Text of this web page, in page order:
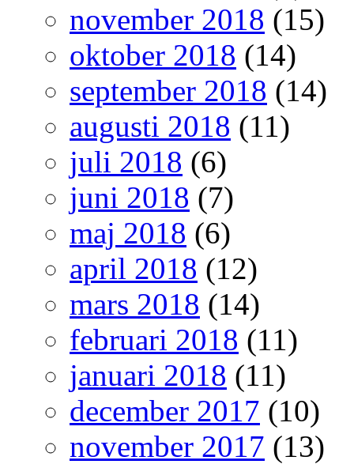
november 2018 (15)
oktober 2018 (14)
september 2018 (14)
augusti 2018 (11)
juli 2018 (6)
juni 2018 (7)
maj 2018 (6)
april 2018 (12)
mars 2018 (14)
februari 2018 (11)
januari 2018 (11)
december 2017 (10)
november 2017 (13)